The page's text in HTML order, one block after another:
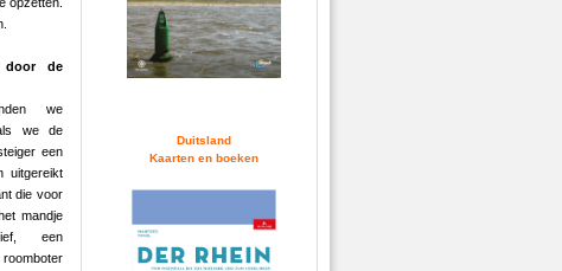
door de
we
we de
een
uitgereikt
die voor
mandje
een
Duitsland
Kaarten en boeken